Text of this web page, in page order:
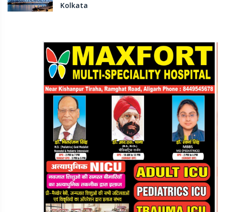
Kolkata